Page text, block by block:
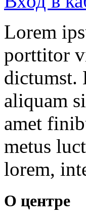
Lorem
porttitor
dictumst.
aliquam
amet
metus
lorem,
О центре